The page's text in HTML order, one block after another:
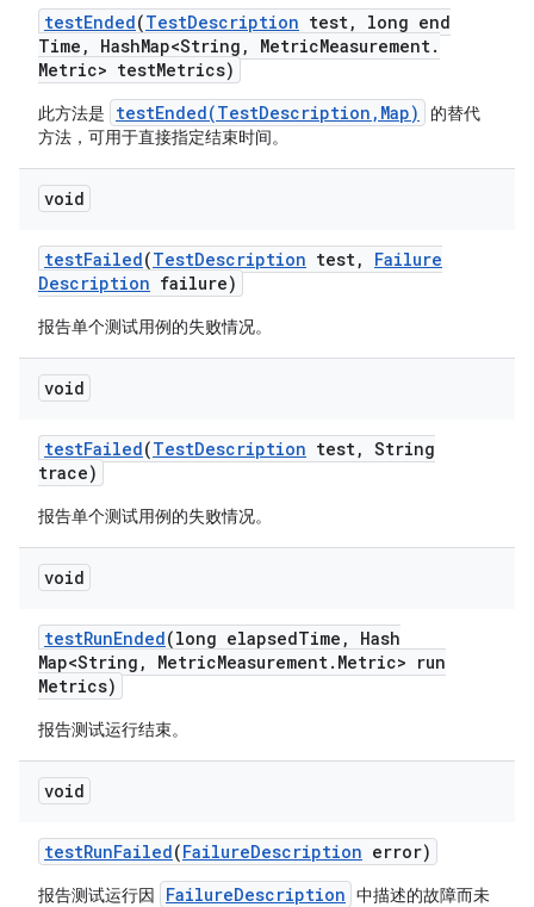
testEnded(TestDescription test,
long end
Time , HashMap<String , MetricMeasurement.
Metric> testMetrics)
此方法是 testEnded(TestDescription,Map)
的替代
方法，可用于直接指定结束时间。
void
testFailed(TestDescription test,
Failure
Description failure)
报告单个测试用例的失败情况。
void
testFailed(TestDescription test, String
trace)
报告单个测试用例的失败情况。
void
testRunEnded(long elapsedTime ,
Hash
Map<String , MetricMeasurement. Metric> run
Metrics)
报告测试运行结束。
void
testRunFailed(FailureDescription error)
报告测试运行因 FailureDescription 中描述的故障而未